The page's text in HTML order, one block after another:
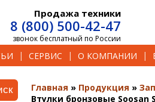
Продажа техники
8 (800) 500-42-47
звонок бесплатный по России
СЕРВИС О КОМПАНИИ
Главная Продукция
Втулки бронзовые Soosan